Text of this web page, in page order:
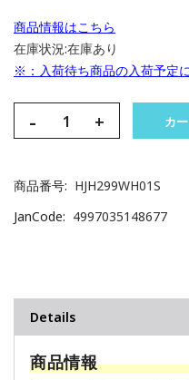
商品情報はこちら
在庫状況:在庫あり
※：入荷待ち商品の入荷予定
- + カ
商品番号
HJH299WH01S
JanCode
4997035148677
Details
商品情報